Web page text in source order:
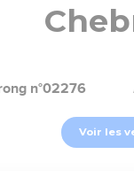
n°02276
Voir les